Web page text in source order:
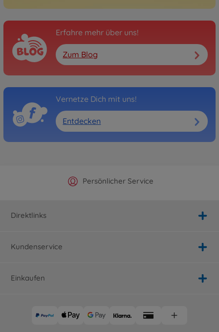
Erfahre mehr über uns!
Zum Blog
Vernetze Dich mit uns!
Entdecken
Offizieller Hersteller Shop
Persönlicher Service
Versandkostenfrei ab 25€
Schnelle Lieferung
Direktlinks
Kundenservice
Einkaufen